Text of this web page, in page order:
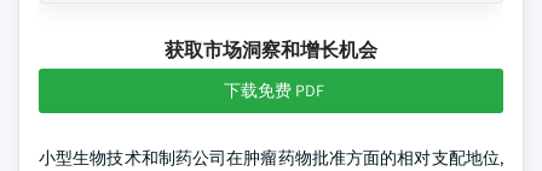
获取市场洞察和增长机会
下载免费 PDF
小型生物技术和制药公司在肿瘤药物批准方面的相对支配地位,